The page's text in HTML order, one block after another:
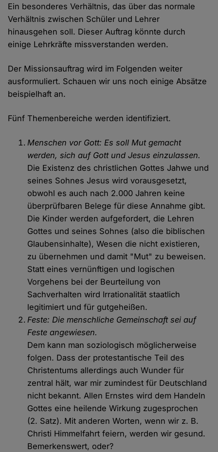
Ein besonderes Verhältnis, das über das normale
Verhältnis zwischen Schüler und Lehrer
hinausgehen soll. Dieser Auftrag könnte durch
einige Lehrkräfte missverstanden werden.
Der Missionsauftrag wird im Folgenden weiter
ausformuliert. Schauen wir uns noch einige Absätze
beispielhaft an.
Fünf Themenbereiche werden identifiziert.
Menschen vor Gott: Es soll Mut gemacht
werden, sich auf Gott und Jesus einzulassen.
Die Existenz des christlichen Gottes Jahwe und
seines Sohnes Jesus wird vorausgesetzt,
obwohl es auch nach 2.000 Jahren keine
überprüfbaren Belege für diese Annahme gibt.
Die Kinder werden aufgefordert, die Lehren
Gottes und seines Sohnes (also die biblischen
Glaubensinhalte), Wesen die nicht existieren,
zu übernehmen und damit "Mut" zu beweisen.
Statt eines vernünftigen und logischen
Vorgehens bei der Beurteilung von
Sachverhalten wird Irrationalität staatlich
legitimiert und für gutgeheißen.
Feste: Die menschliche Gemeinschaft sei auf
Feste angewiesen.
Dem kann man soziologisch möglicherweise
folgen. Dass der protestantische Teil des
Christentums allerdings auch Wunder für
zentral hält, war mir zumindest für Deutschland
nicht bekannt. Allen Ernstes wird dem Handeln
Gottes eine heilende Wirkung zugesprochen
(2. Satz). Mit anderen Worten, wenn wir z. B.
Christi Himmelfahrt feiern, werden wir gesund.
Bemerkenswert, oder?